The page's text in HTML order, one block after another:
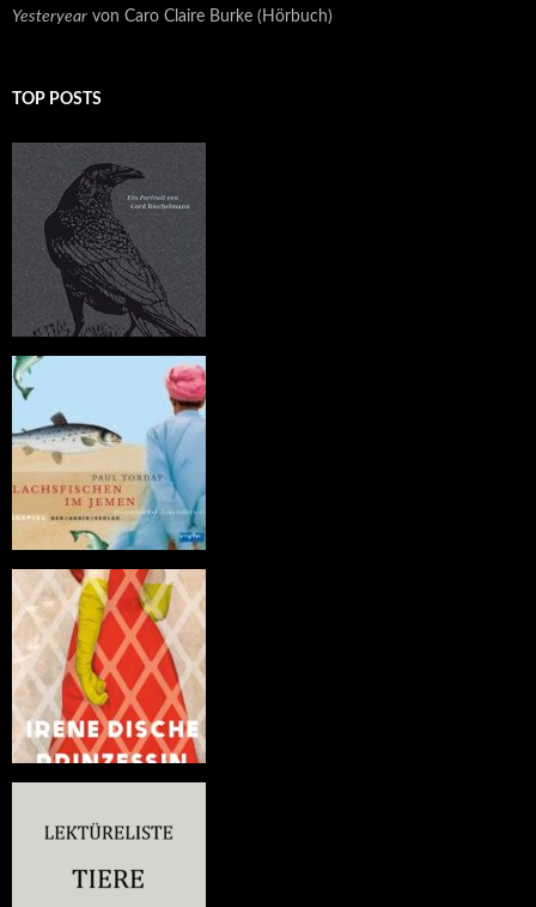
Yesteryear von Caro Claire Burke (Hörbuch)
TOP POSTS